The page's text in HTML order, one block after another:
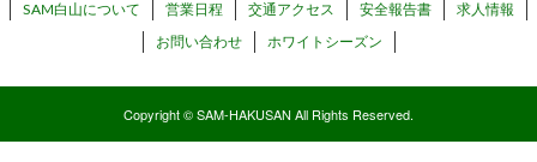
SAM白山について 営業日程 交通アクセス 安全報告書 求人情報
お問い合わせ ホワイトシーズン
Copyright © SAM-HAKUSAN All Rights Reserved.